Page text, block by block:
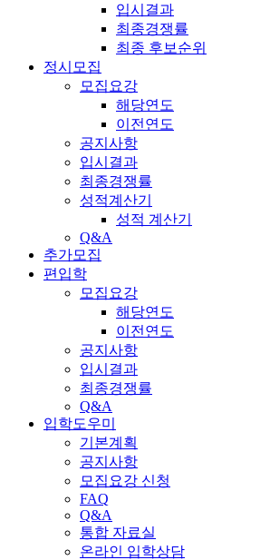
입시결과
최종경쟁률
최종 후보순위
정시모집
모집요강
해당연도
이전연도
공지사항
입시결과
최종경쟁률
성적계산기
성적 계산기
Q&A
추가모집
편입학
모집요강
해당연도
이전연도
공지사항
입시결과
최종경쟁률
Q&A
입학도우미
기본계획
공지사항
모집요강 신청
FAQ
Q&A
통합 자료실
온라인 입학상담